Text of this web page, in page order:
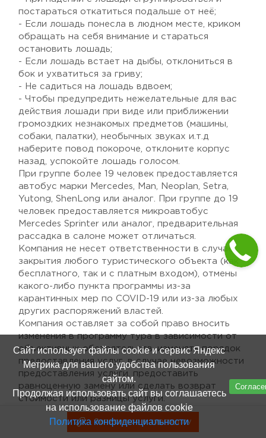
Записаться в тургруппу
Записаться в тургруппу
постараться откатиться подальше от неё;
- Если лошадь понесла в людном месте, криком
обращать на себя внимание и стараться
остановить лошадь;
- Если лошадь встает на дыбы, отклониться в
бок и ухватиться за гриву;
- Не садиться на лошадь вдвоем;
- Чтобы предупредить нежелательные для вас
действия лошади при виде или приближении
громоздких незнакомых предметов (машины,
собаки, палатки), необычных звуках и.т.д
наберите повод покороче, отклоните корпус
назад, успокойте лошадь голосом.
При группе более 19 человек предоставляется
автобус марки Mercedes, Man, Neoplan, Setra,
Yutong, ShenLong или аналог. При группе до 19
человек предоставляется микроавтобус
Mercedes Sprinter или аналог, предварительная
рассадка в салоне может отличаться.
Компания не несет ответственности в случае
закрытия любого туристического объекта (как
бесплатного, так и с платным входом), отмены
какого-либо пункта программы из-за
карантинных мер по COVID-19 или из-за любых
других распоряжений властей.
Компания оставляет за собой право вносить
изменения в программу тура в зависимости от
объективных обстоятельств, изменять порядок
предоставления услуг, в случае невозможности
предоставления услуги, предоставить
равноценную замену или сделать возврат
стоимости или разницы услуги.
Время в пути и продолжительность тура
указано ориентировочное.
Сайт использует файлы cookie и сервис Яндекс
Метрика для вашего удобства пользования
сайтом.
Продолжая использовать сайт вы соглашаетесь
на использование файлов cookie
Политика конфиденциальности